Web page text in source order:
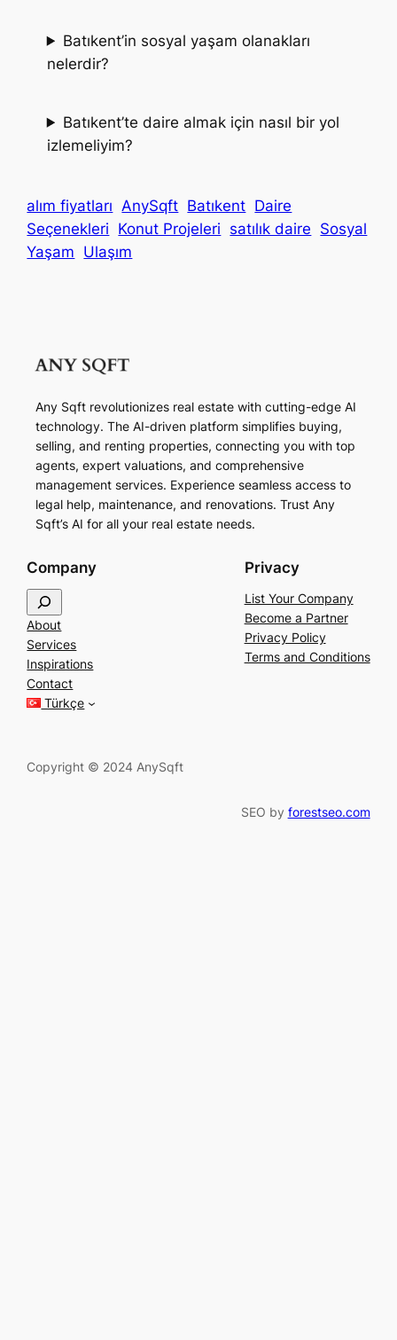
Batıkent’in sosyal yaşam olanakları
nelerdir?
Batıkent’te daire almak için nasıl bir yol
izlemeliyim?
alım fiyatları AnySqft Batıkent Daire
Seçenekleri Konut Projeleri satılık daire Sosyal
Yaşam Ulaşım
Any Sqft revolutionizes real estate with cutting-edge AI
technology. The AI-driven platform simplifies buying,
selling, and renting properties, connecting you with top
agents, expert valuations, and comprehensive
management services. Experience seamless access to
legal help, maintenance, and renovations. Trust Any
Sqft’s AI for all your real estate needs.
Company
e
a
r
c
h
About
Services
Inspirations
Contact
Türkçe
Privacy
List Your Company
Become a Partner
Privacy Policy
Terms and Conditions
Copyright © 2024 AnySqft
SEO by forestseo.com